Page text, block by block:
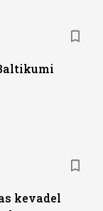
kevadel